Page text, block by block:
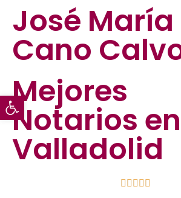
José María
Cano
Mejores
Notarios en
Valladolid
    
Abrir barra de